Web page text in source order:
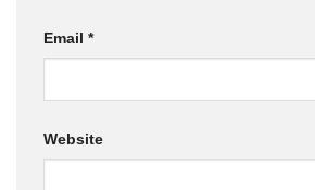
Email *
Website